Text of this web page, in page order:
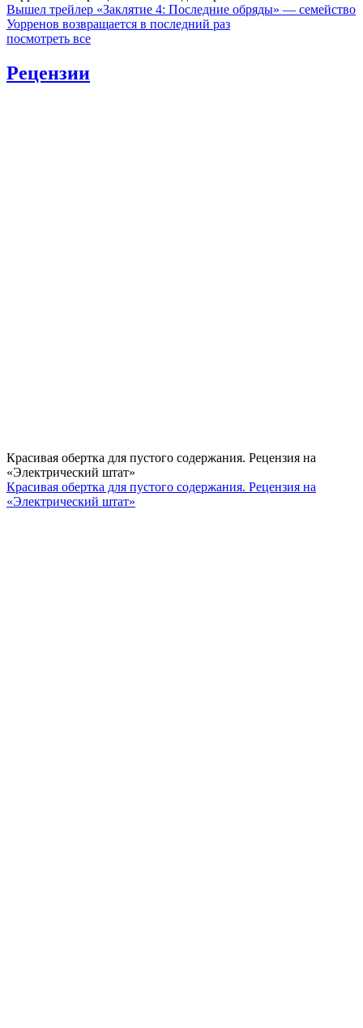
Вышел трейлер «Заклятие 4: Последние обряды» — семейство
Уорренов возвращается в последний раз
посмотреть все
Рецензии
Красивая обертка для пустого содержания. Рецензия на
«Электрический штат»
Красивая обертка для пустого содержания. Рецензия на
«Электрический штат»